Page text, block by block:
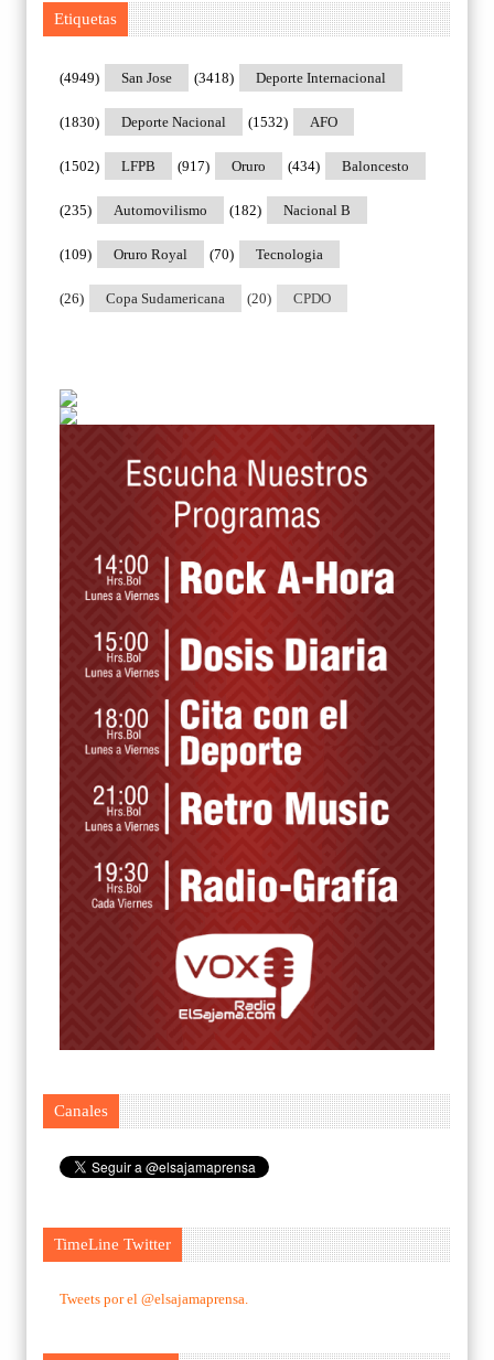
Etiquetas
San Jose
(4949) Deporte Internacional
(3418)
Deporte Nacional
(1830) AFO
(1532)
LFPB
(1502) Oruro
(917) Baloncesto
(434)
Automovilismo
(235) Nacional B
(182)
Oruro Royal
(109) Tecnologia
(70)
Copa Sudamericana
(26) CPDO
(20)
Canales
TimeLine Twitter
Tweets por el @elsajamaprensa.